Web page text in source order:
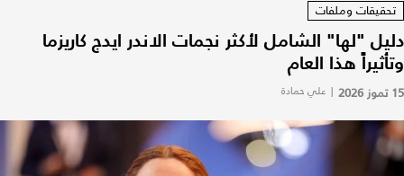
تحقيقات وملفات
دليل "لها" الشامل لأكثر نجمات الاندر ايدج كاريزما
وتأثيراً هذا العام
15 تموز 2026 | علي حمادة